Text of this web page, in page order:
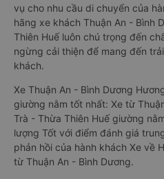
vụ cho nhu cầu di chuyển của
hãng xe khách Thuận An - Bình
Thiên Huế luôn chú trọng đến
ngừng cải thiện để mang đến
khách.
Xe Thuận An - Bình Dương
giường nằm tốt nhất: Xe từ
Trà - Thừa Thiên Huế giường
lượng Tốt với điểm đánh giá
phản hồi của hành khách Xe về
từ Thuận An - Bình Dương.